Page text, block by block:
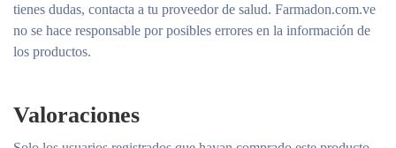
tienes dudas, contacta a tu proveedor de salud. Farmadon.com.ve
no se hace responsable por posibles errores en la información de
los productos.
Valoraciones